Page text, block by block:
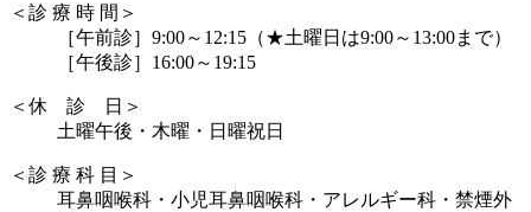
＜診 療 時 間＞
［午前診］9:00～12:15（★土曜日は9:00～13:00まで）
［午後診］16:00～19:15
＜休 診 日＞
土曜午後・木曜・日曜祝日
＜診 療 科 目＞
耳鼻咽喉科・小児耳鼻咽喉科・アレルギー科・禁煙外